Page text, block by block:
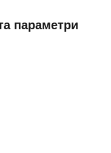
параметри